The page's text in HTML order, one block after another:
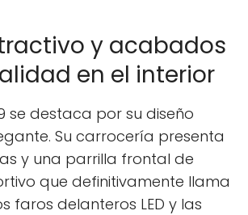
y acabados
en el interior
se destaca por su diseño
Su carrocería presenta
y una parrilla frontal de
que definitivamente llama
faros delanteros LED y las